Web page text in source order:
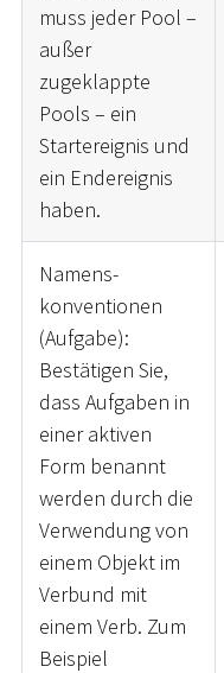
muss jeder Pool –
außer
zugeklappte
Pools – ein
Startereignis und
ein Endereignis
haben.
Namens-
konventionen
(Aufgabe):
Bestätigen Sie,
dass Aufgaben in
einer aktiven
Form benannt
werden durch die
Verwendung von
einem Objekt im
Verbund mit
einem Verb. Zum
Beispiel